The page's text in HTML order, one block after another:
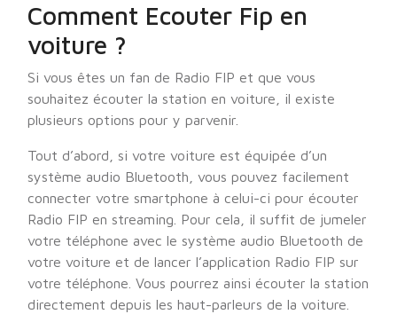
Comment Ecouter Fip en
voiture ?
Si vous êtes un fan de Radio FIP et que vous
souhaitez écouter la station en voiture, il existe
plusieurs options pour y parvenir.
Tout d’abord, si votre voiture est équipée d’un
système audio Bluetooth, vous pouvez facilement
connecter votre smartphone à celui-ci pour écouter
Radio FIP en streaming. Pour cela, il suffit de jumeler
votre téléphone avec le système audio Bluetooth de
votre voiture et de lancer l’application Radio FIP sur
votre téléphone. Vous pourrez ainsi écouter la station
directement depuis les haut-parleurs de la voiture.